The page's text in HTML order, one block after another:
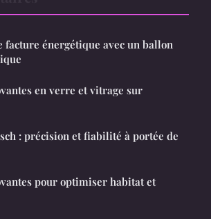
facture énergétique avec un ballon
en verre et vitrage sur
: précision et fiabilité à portée de
pour optimiser habitat et